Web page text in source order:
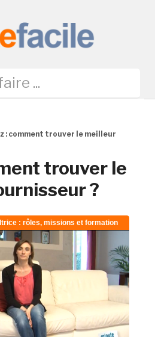
: comment trouver le meilleur
trouver le
?